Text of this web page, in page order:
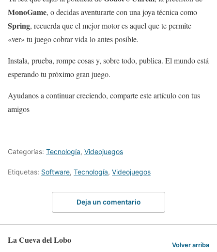
MonoGame, o decidas aventurarte con una joya técnica como
Spring, recuerda que el mejor motor es aquel que te permite
«ver» tu juego cobrar vida lo antes posible.
Instala, prueba, rompe cosas y, sobre todo, publica. El mundo está
esperando tu próximo gran juego.
Ayudanos a continuar creciendo, comparte este artículo con tus
amigos
Categorías: Tecnología, Videojuegos
Etiquetas: Software, Tecnología, Videojuegos
Deja un comentario
La Cueva del Lobo Volver arriba